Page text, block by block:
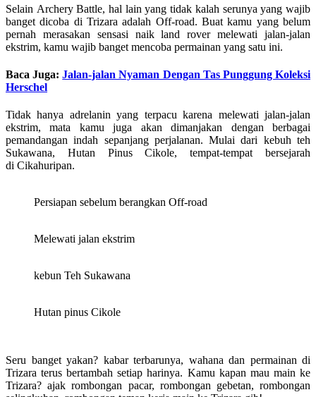
Selain Archery Battle, hal lain yang tidak kalah serunya yang wajib
banget dicoba di Trizara adalah Off-road. Buat kamu yang belum
pernah merasakan sensasi naik land rover melewati jalan-jalan
ekstrim, kamu wajib banget mencoba permainan yang satu ini.
Baca Juga:Jalan-jalan Nyaman Dengan Tas Punggung Koleksi
Herschel
Tidak hanya adrelanin yang terpacu karena melewati jalan-jalan
ekstrim, mata kamu juga akan dimanjakan dengan berbagai
pemandangan indah sepanjang perjalanan. Mulai dari kebuh teh
Sukawana, Hutan Pinus Cikole, tempat-tempat bersejarah
di Cikahuripan.
Persiapan sebelum berangkan Off-road
Melewati jalan ekstrim
kebun Teh Sukawana
Hutan pinus Cikole
Seru banget yakan? kabar terbarunya, wahana dan permainan di
Trizara terus bertambah setiap harinya. Kamu kapan mau main ke
Trizara? ajak rombongan pacar, rombongan gebetan, rombongan